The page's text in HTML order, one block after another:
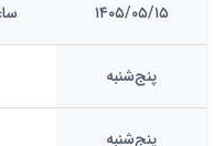
۱۴۰۵/۰۵/۱۵
پنج‌شنبه
پنج‌شنبه